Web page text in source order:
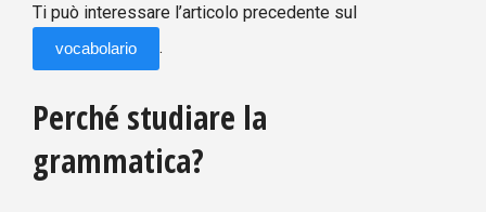
Ti può interessare l’articolo precedente sul
vocabolario .
Perché studiare la
grammatica?